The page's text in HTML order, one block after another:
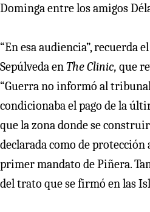
Dominga entre los amigos
“En esa audiencia”, recuerda
Sepúlveda enThe Clinic, que
“Guerra no informó al
condicionaba el pago de la
que la zona donde se
declarada como de
primer mandato de Piñera.
del trato que se firmó en las